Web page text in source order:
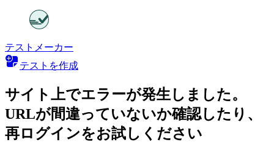
テストメーカー
テストを作成
サイト上でエラーが発生しました。
URLが間違っていないか確認したり、
再ログインをお試しください